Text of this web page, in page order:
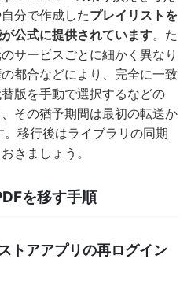
分で作成したプレイリストを
公式に提供されています。た
サービスごとに細かく異なり
都合などにより、完全に一致
版を手動で選択するなどの
その猶予期間は最初の転送か
移行後はライブラリの同期
きましょう。
を移す手順
トアアプリの再ログイン